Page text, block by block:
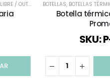
/ OUTDOOR ,TODOS
BOTELLAS, BOTELLAS
Botella
SKU: